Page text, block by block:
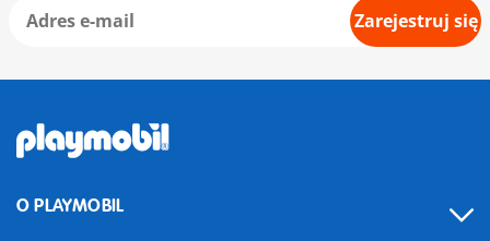
Zarejestruj się
O PLAYMOBIL